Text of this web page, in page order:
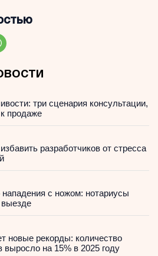
три сценария консультации,
продаже
разработчиков от стресса
с ножом: нотариусы
выезде
новые рекорды: количество
на 15% в 2025 году